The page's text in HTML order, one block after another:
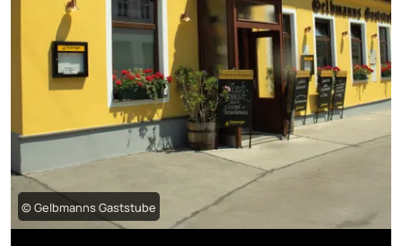
© Gelbmanns Gaststube